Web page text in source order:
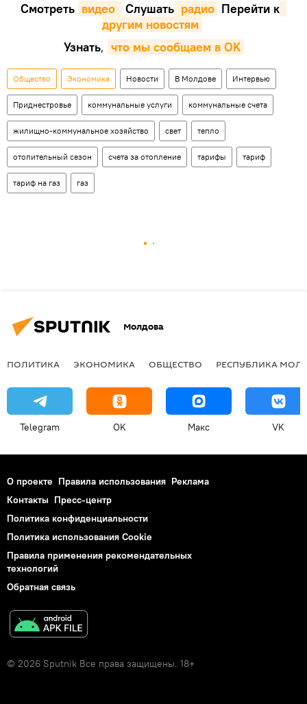
Смотреть видео Cлушать радио Перейти к
другим новостям
Узнать, что мы сообщаем в OK
Общество Экономика Новости В Молдове Интервью
Приднестровье коммунальные услуги коммунальные счета
жилищно-коммунальное хозяйство свет тепло
отопительный сезон счета за отопление тарифы тариф
тариф на газ газ
Молдова
ПОЛИТИКА ЭКОНОМИКА ОБЩЕСТВО РЕСПУБЛИКА
Telegram OK Макс VK
О проекте Правила использования Реклама
Контакты Пресс-центр
Политика конфиденциальности
Политика использования Cookie
Правила применения рекомендательных
технологий
Обратная связь
© 2026 Sputnik Все права защищены. 18+